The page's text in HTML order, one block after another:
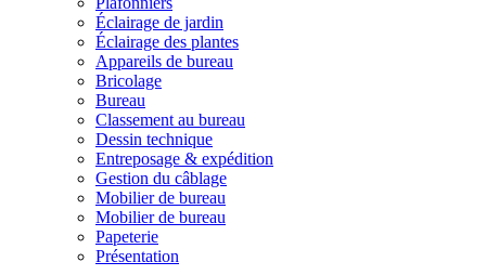
Éclairage de jardin
Éclairage des plantes
Appareils de bureau
Bricolage
Bureau
Classement au bureau
Dessin technique
Entreposage & expédition
Gestion du câblage
Mobilier de bureau
Mobilier de bureau
Papeterie
Présentation